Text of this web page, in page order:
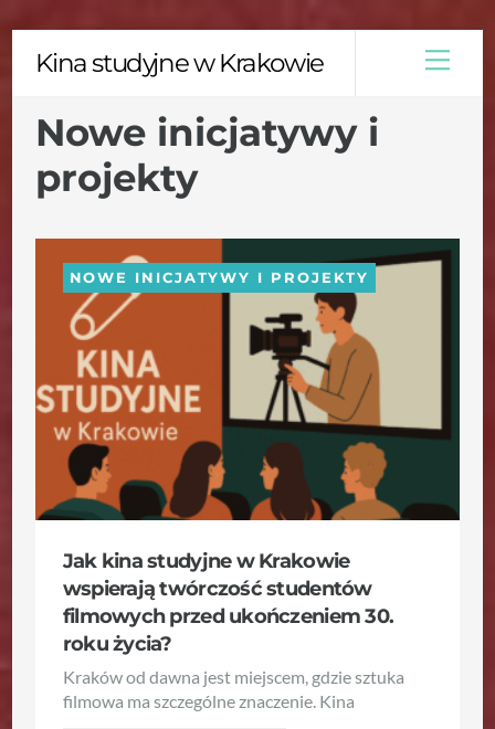
content
Kina studyjne w Krakowie
Nowe inicjatywy i
projekty
Jak kina studyjne w Krakowie
wspierają twórczość studentów
filmowych przed ukończeniem 30.
roku życia?
NOWE INICJATYWY I PROJEKTY
Kraków od dawna jest miejscem, gdzie sztuka
filmowa ma szczególne znaczenie. Kina